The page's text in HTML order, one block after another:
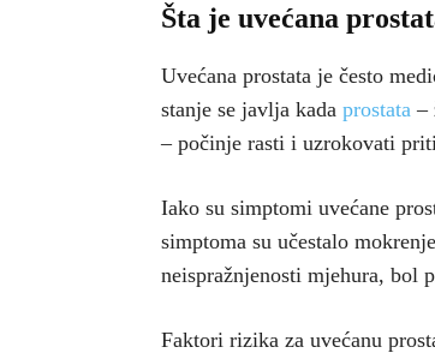
Šta je uvećana
Uvećana prostata je često
stanje se javlja kadaprostata –
– počinje rasti i uzrokovati
Iako su simptomi uvećane
simptoma su učestalo
neispražnjenosti mjehura, bol
Faktori rizika za uvećanu